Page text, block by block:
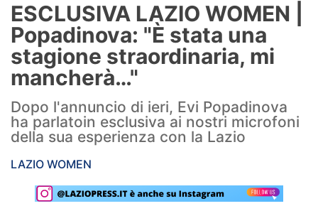
Formello
Infortuni
Primavera
Calciomercato
Rassegna Lazio
ESCLUSIVA LAZIO WOMEN |
Popadinova: "È stata una
stagione straordinaria, mi
mancherà…"
Dopo l'annuncio di ieri, Evi Popadinova
ha parlatoin esclusiva ai nostri microfoni
della sua esperienza con la Lazio
LAZIO WOMEN